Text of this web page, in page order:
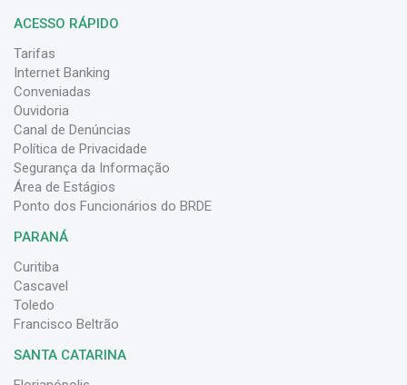
ACESSO RÁPIDO
Tarifas
Internet Banking
Conveniadas
Ouvidoria
Canal de Denúncias
Política de Privacidade
Segurança da Informação
Área de Estágios
Ponto dos Funcionários do BRDE
PARANÁ
Curitiba
Cascavel
Toledo
Francisco Beltrão
SANTA CATARINA